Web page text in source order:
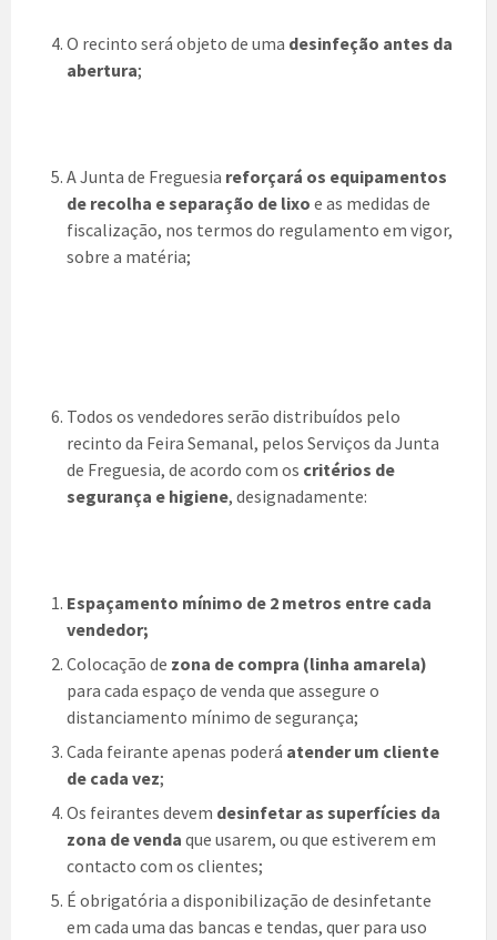
O recinto será objeto de uma desinfeção antes da
abertura;
A Junta de Freguesia reforçará os equipamentos
de recolha e separação de lixo e as medidas de
fiscalização, nos termos do regulamento em vigor,
sobre a matéria;
Todos os vendedores serão distribuídos pelo
recinto da Feira Semanal, pelos Serviços da Junta
de Freguesia, de acordo com os critérios de
segurança e higiene, designadamente:
Espaçamento mínimo de 2 metros entre cada
vendedor;
Colocação de zona de compra (linha amarela)
para cada espaço de venda que assegure o
distanciamento mínimo de segurança;
Cada feirante apenas poderá atender um cliente
de cada vez;
Os feirantes devem desinfetar as superfícies da
zona de venda que usarem, ou que estiverem em
contacto com os clientes;
É obrigatória a disponibilização de desinfetante
em cada uma das bancas e tendas, quer para uso